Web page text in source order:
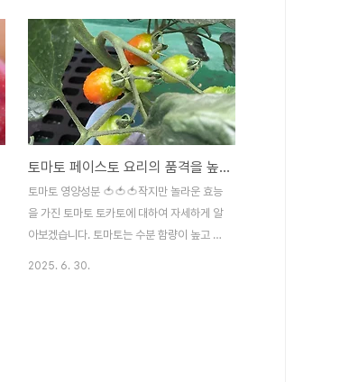
청량한 맛이 강하다. 더운 여름 입맛을 되살
리고, 갈증까지 채워주는 제철 과일이며 다이
어트사과로 인기가 많은 과일입니다🍏 산뜻
한 새콤함, 여름 입맛에 딱 맞는 초록사과 과
일 초록사과는 당도보다 산미가 더 도드라진
것이 특징입니다. 이 산미가 여름철 무기력해
진 입맛을 깨우는 데 효과적이다. 특히 땀을
많이 흘리는 여름철, 신맛은 침 분비를 촉진
하고 소화를 도우며 몸속 수분 대사에도 긍정
적인 영향을 줍니다. ..
토마토 페이스토 요리의 품격을 높여주는 마법소스
토마토 영양성분 🍅🍅🍅작지만 놀라운 효능
을 가진 토마토 토카토에 대하여 자세하게 알
아보겠습니다. 토마토는 수분 함량이 높고 칼
2025. 6. 30.